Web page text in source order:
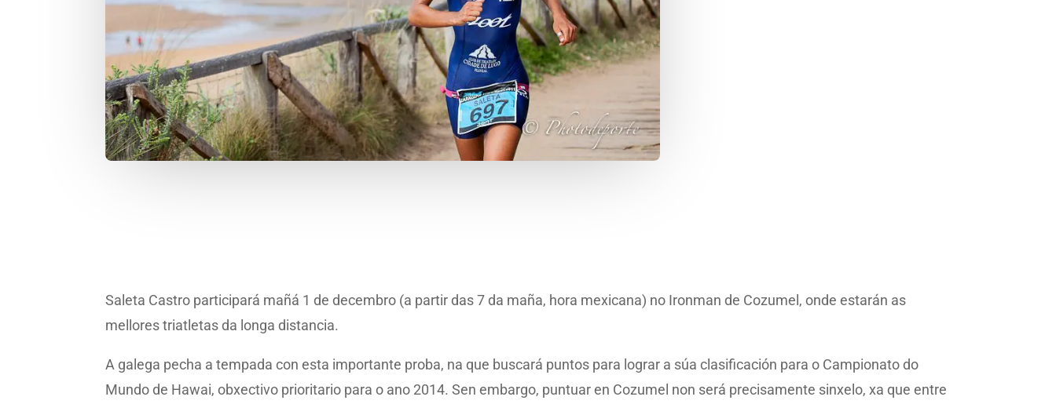
Saleta Castro participará mañá 1 de decembro (a partir das 7 da maña, hora mexicana) no Ironman de Cozumel, onde estarán as
mellores triatletas da longa distancia.
A galega pecha a tempada con esta importante proba, na que buscará puntos para lograr a súa clasificación para o Campionato do
Mundo de Hawai, obxectivo prioritario para o ano 2014. Sen embargo, puntuar en Cozumel non será precisamente sinxelo, xa que entre